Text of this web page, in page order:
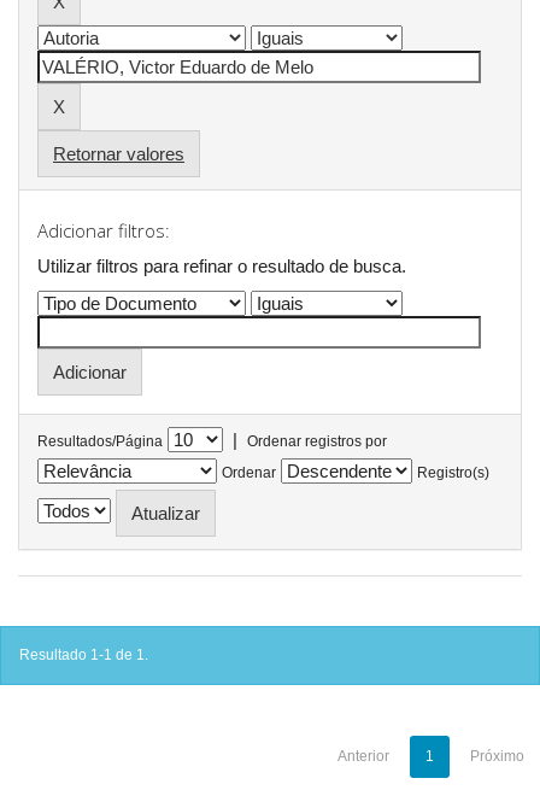
Retornar valores
Adicionar filtros:
Utilizar filtros para refinar o resultado de busca.
Resultados/Página |
Ordenar registros por
Ordenar
Registro(s)
Resultado 1-1 de 1.
Anterior 1 Próximo